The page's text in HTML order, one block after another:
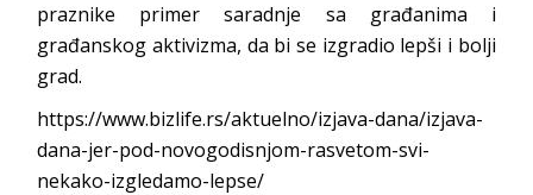
praznike primer saradnje sa građanima i
građanskog aktivizma, da bi se izgradio lepši i bolji
grad.
https://www.bizlife.rs/aktuelno/izjava-dana/izjava-
dana-jer-pod-novogodisnjom-rasvetom-svi-
nekako-izgledamo-lepse/